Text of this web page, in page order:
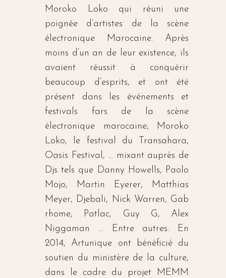
Moroko Loko qui réuni une
poignée d’artistes de la scène
électronique Marocaine. Après
moins d’un an de leur existence, ils
avaient réussit à conquérir
beaucoup d’esprits, et ont été
présent dans les événements et
festivals fars de la scène
électronique marocaine, Moroko
Loko, le festival du Transahara,
Oasis Festival, … mixant auprès de
Djs tels que Danny Howells, Paolo
Mojo, Martin Eyerer, Matthias
Meyer, Djebali, Nick Warren, Gab
rhome, Patlac, Guy G, Alex
Niggaman … Entre autres. En
2014, Artunique ont bénéficié du
soutien du ministère de la culture,
dans le cadre du projet MEMM